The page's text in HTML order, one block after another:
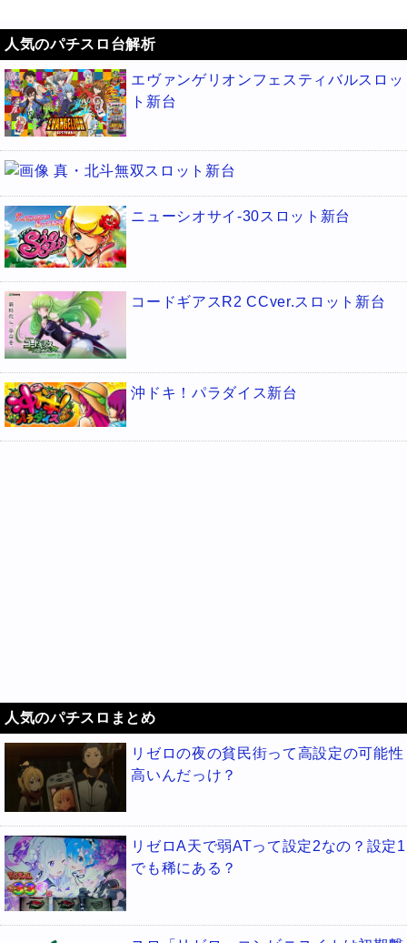
人気のパチスロ台解析
エヴァンゲリオンフェスティバルスロッ
ト新台
真・北斗無双スロット新台
ニューシオサイ-30スロット新台
コードギアスR2 CCver.スロット新台
沖ドキ！パラダイス新台
人気のパチスロまとめ
リゼロの夜の貧民街って高設定の可能性
高いんだっけ？
リゼロA天で弱ATって設定2なの？設定1
でも稀にある？